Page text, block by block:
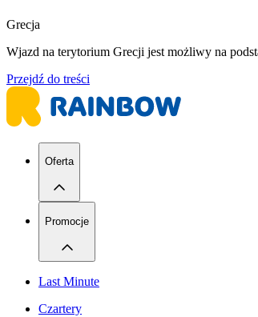
Grecja
Wjazd na terytorium Grecji jest możliwy na
Przejdź do treści
Oferta
Promocje
Last Minute
Czartery